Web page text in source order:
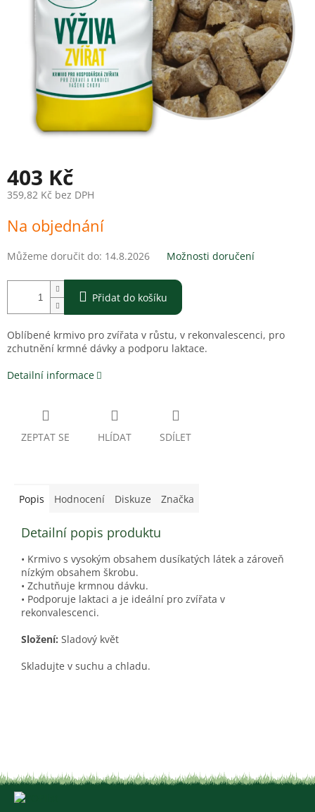
403 Kč
359,82 Kč bez DPH
cena:
Na objednání
Můžeme doručit do: 14.8.2026 Možnosti doručení
Přidat do košíku
Oblíbené krmivo pro zvířata v růstu, v rekonvalescenci, pro
zchutnění krmné dávky a podporu laktace.
Detailní informace
ZEPTAT SE HLÍDAT SDÍLET
Popis Hodnocení Diskuze Značka
Detailní popis produktu
• Krmivo s vysokým obsahem dusíkatých látek a zároveň
nízkým obsahem škrobu.
• Zchutňuje krmnou dávku.
• Podporuje laktaci a je ideální pro zvířata v
rekonvalescenci.
Složení: Sladový květ
Skladujte v suchu a chladu.